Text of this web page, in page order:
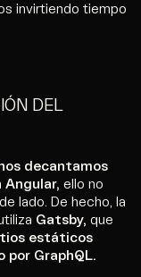
invirtiendo tiempo
DEL
decantamos
Angular, ello no
lado. De hecho, la
Gatsby, que
estáticos
GraphQL.